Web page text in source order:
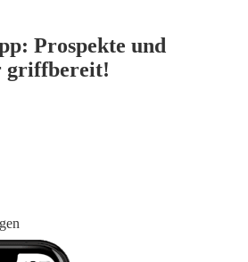
Prospekte und
griffbereit!